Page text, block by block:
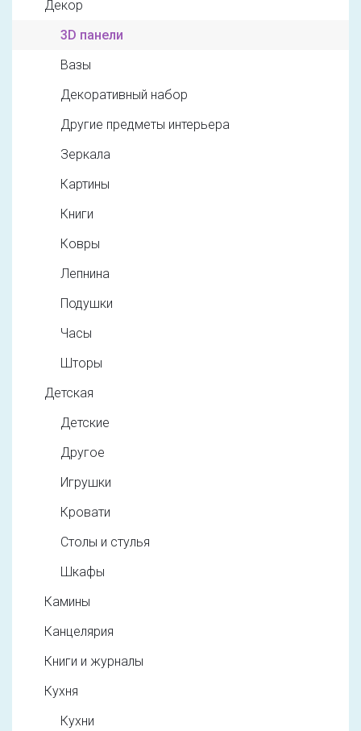
Декор
3D панели
Вазы
Декоративный набор
Другие предметы интерьера
Зеркала
Картины
Книги
Ковры
Лепнина
Подушки
Часы
Шторы
Детская
Детские
Другое
Игрушки
Кровати
Столы и стулья
Шкафы
Камины
Канцелярия
Книги и журналы
Кухня
Кухни